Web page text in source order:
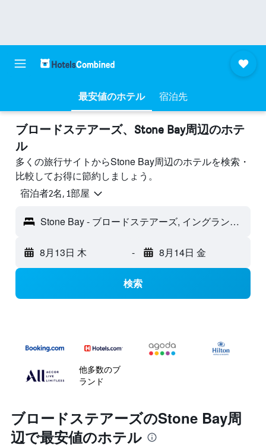
最安値のホテル 宿泊先
ブロードステアーズ​、Stone Bay周辺のホテ
ル
多くの旅行サイトからStone Bay周辺のホテルを検索・
比較してお得に節約しましょう。
宿泊者2名, 1​部屋
Stone Bay - ブロードステアーズ, イングランド, イギリス
8月13日 木 - 8月14日 金
検索
他多数のブ
ランド
ブロードステアーズのStone Bay周
辺で最安値のホテル